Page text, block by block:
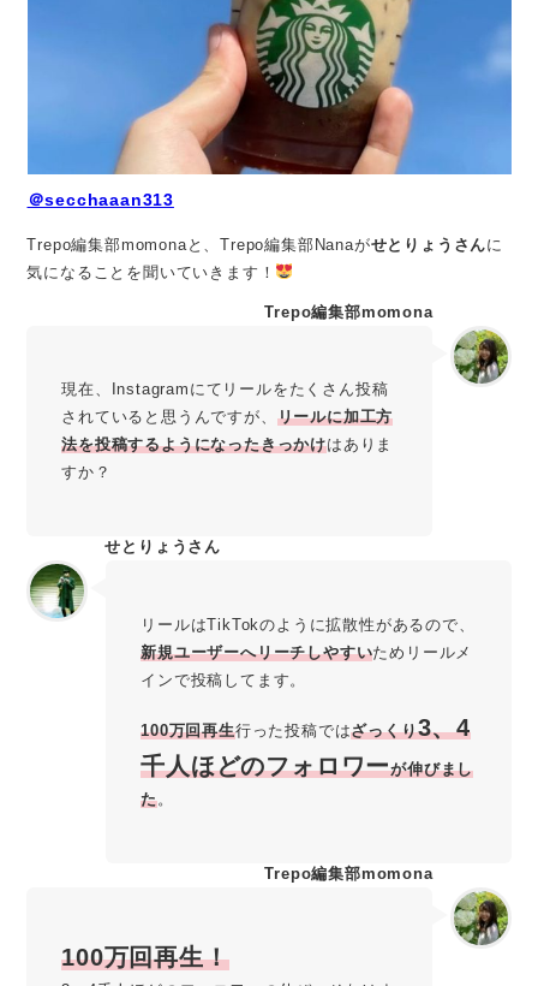
＠secchaaan313
Trepo編集部momonaと、Trepo編集部Nanaがせとりょうさんに
気になることを聞いていきます！
Trepo編集部momona
現在、Instagramにてリールをたくさん投稿
されていると思うんですが、 リールに加工方
法を投稿するようになったきっかけはありま
すか？
せとりょうさん
リールはTikTokのように拡散性があるので、
新規ユーザーへリーチしやすいためリールメ
インで投稿してます。
100万回再生行った投稿ではざっくり3、4
千人ほどのフォロワーが伸びまし
た。
Trepo編集部momona
100万回再生！